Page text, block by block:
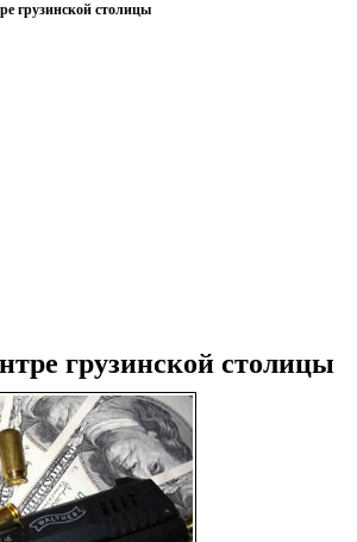
грузинской столицы
грузинской столицы